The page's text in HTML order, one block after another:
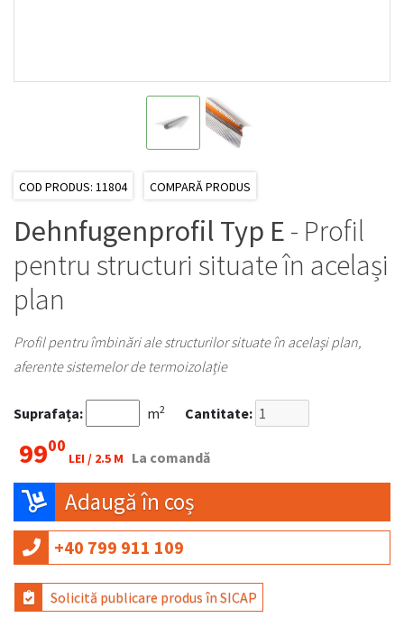
COD PRODUS: 11804 COMPARĂ PRODUS
Dehnfugenprofil Typ E - Profil
pentru structuri situate în același
plan
Profil pentru îmbinări ale structurilor situate în același plan,
aferente sistemelor de termoizolație
Suprafața: m2 Cantitate:
9900
LEI / 2.5 M La comandă
Adaugă în coș
+40 799 911 109
Solicită publicare produs în SICAP